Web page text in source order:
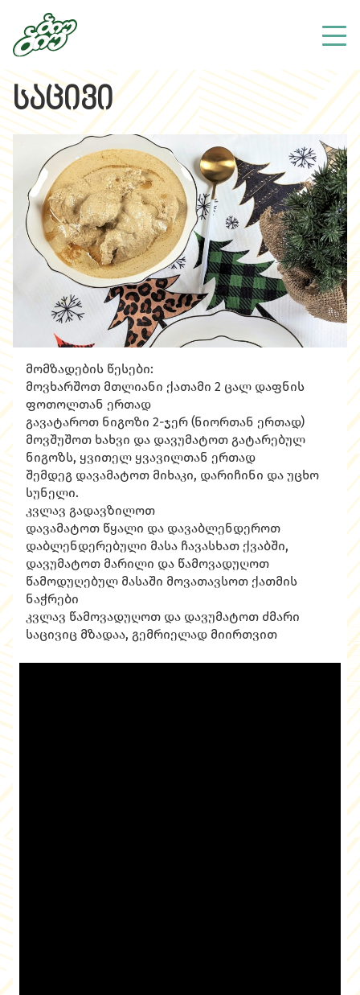
საცივი
მომზადების წესები:
მოვხარშოთ მთლიანი ქათამი 2 ცალ დაფნის
ფოთოლთან ერთად
გავატაროთ ნიგოზი 2-ჯერ (ნიორთან ერთად)
მოვშუშოთ ხახვი და დავუმატოთ გატარებულ
ნიგოზს, ყვითელ ყვავილთან ერთად
შემდეგ დავამატოთ მიხაკი, დარიჩინი და უცხო
სუნელი.
კვლავ გადავზილოთ
დავამატოთ წყალი და დავაბლენდეროთ
დაბლენდერებული მასა ჩავასხათ ქვაბში,
დავუმატოთ მარილი და წამოვადუღოთ
წამოდუღებულ მასაში მოვათავსოთ ქათმის
ნაჭრები
კვლავ წამოვადუღოთ და დავუმატოთ ძმარი
საცივიც მზადაა, გემრიელად მიირთვით